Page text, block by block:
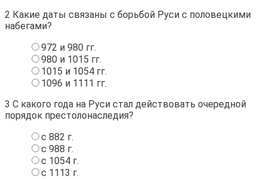
2 Какие даты связаны с борьбой Руси с половецкими
набегами?
972 и 980 гг.
980 и 1015 гг.
1015 и 1054 гг.
1096 и 1111 гг.
3 С какого года на Руси стал действовать очередной
порядок престолонаследия?
с 882 г.
с 988 г.
с 1054 г.
с 1113 г.